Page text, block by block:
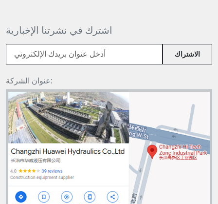
اشترك في نشرتنا الإخبارية
الاشتراك
عنوان الشركة: